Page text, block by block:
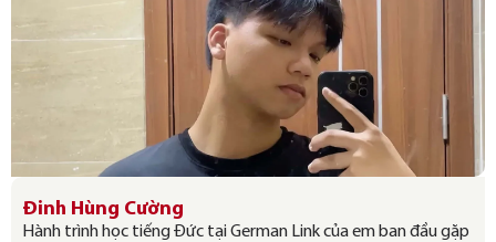
Đinh Hùng Cường
Hành trình học tiếng Đức tại German Link của em ban đầu gặp